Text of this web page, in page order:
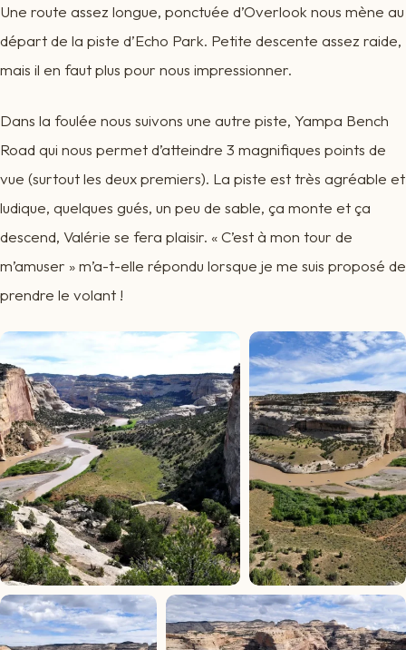
Une route assez longue, ponctuée d’Overlook nous mène au
départ de la piste d’Echo Park. Petite descente assez raide,
mais il en faut plus pour nous impressionner.
Dans la foulée nous suivons une autre piste, Yampa Bench
Road qui nous permet d’atteindre 3 magnifiques points de
vue (surtout les deux premiers). La piste est très agréable et
ludique, quelques gués, un peu de sable, ça monte et ça
descend, Valérie se fera plaisir. « C’est à mon tour de
m’amuser » m’a-t-elle répondu lorsque je me suis proposé de
prendre le volant !